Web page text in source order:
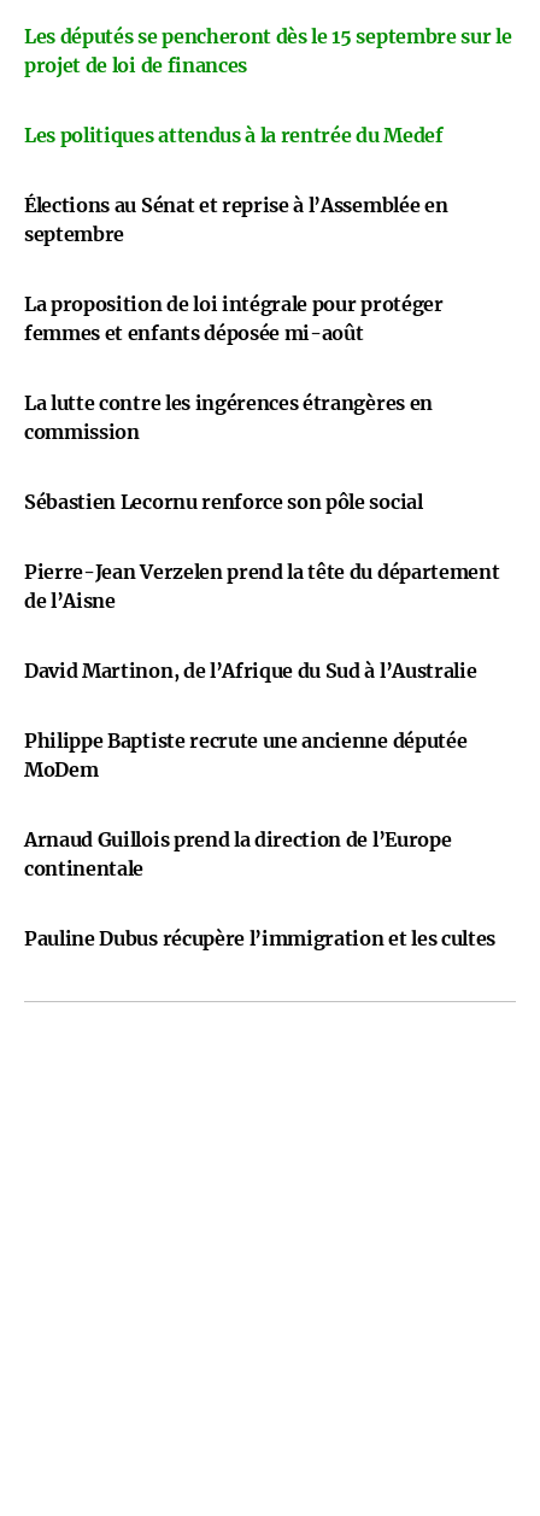
Les députés se pencheront dès le 15 septembre sur le
projet de loi de finances
Les politiques attendus à la rentrée du Medef
Élections au Sénat et reprise à l’Assemblée en
septembre
La proposition de loi intégrale pour protéger
femmes et enfants déposée mi-août
La lutte contre les ingérences étrangères en
commission
Sébastien Lecornu renforce son pôle social
Pierre-Jean Verzelen prend la tête du département
de l’Aisne
David Martinon, de l’Afrique du Sud à l’Australie
Philippe Baptiste recrute une ancienne députée
MoDem
Arnaud Guillois prend la direction de l’Europe
continentale
Pauline Dubus récupère l’immigration et les cultes